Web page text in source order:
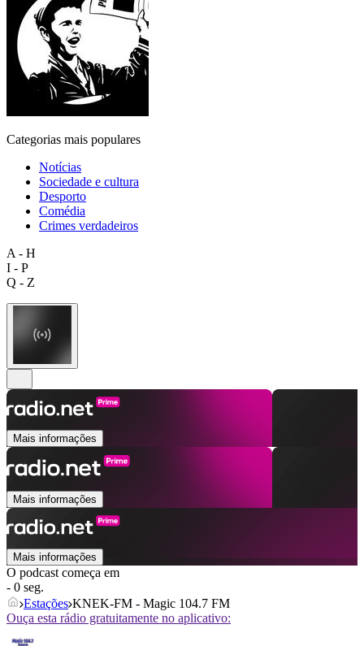
Categorias mais populares
Notícias
Sociedade e cultura
Desporto
Comédia
Crimes verdadeiros
A - H
I - P
Q - Z
Mais informações
Mais informações
Mais informações
O podcast começa em
- 0 seg.
Estações KNEK-FM - Magic 104.7 FM
Ouça esta rádio gratuitamente no aplicativo: